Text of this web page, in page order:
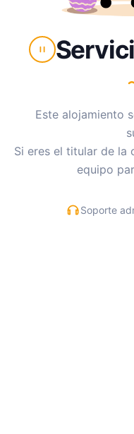
Este alojamiento
Si eres el titular de la
equipo
Soporte